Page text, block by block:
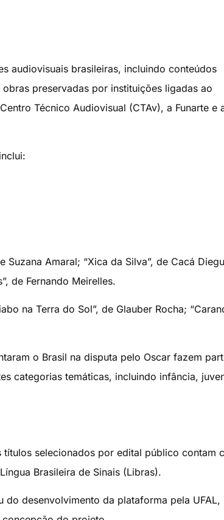
audiovisuais brasileiras, incluindo conteúdos
preservadas por instituições ligadas ao
Técnico Audiovisual (CTAv), a Funarte e
Amaral; “Xica da Silva”, de Cacá
de Fernando Meirelles.
na Terra do Sol”, de Glauber Rocha;
o Brasil na disputa pelo Oscar fazem
categorias temáticas, incluindo infância,
selecionados por edital público contam
Brasileira de Sinais (Libras).
desenvolvimento da plataforma pela UFAL,